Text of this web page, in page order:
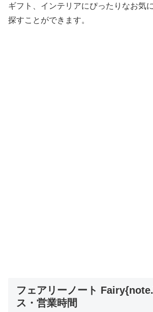
ギフト、インテリアにぴったりなお気
探すことができます。
フェアリーノート
ス・営業時間